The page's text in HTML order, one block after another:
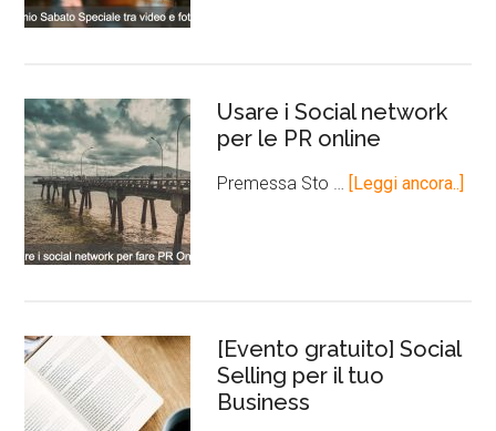
Usare i Social network
per le PR online
Premessa Sto … [Leggi ancora..]
[Evento gratuito] Social
Selling per il tuo
Business